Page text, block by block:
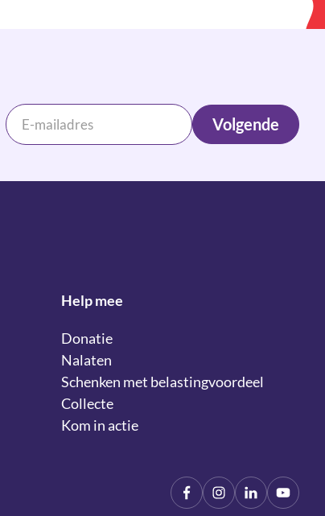
Volgende
Help mee
Donatie
Nalaten
Schenken met belastingvoordeel
Collecte
Kom in actie
FacebookInstagram
LinkIn